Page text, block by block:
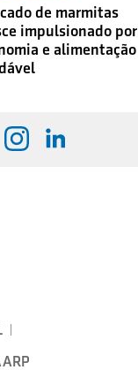
de marmitas
impulsionado por
e alimentação